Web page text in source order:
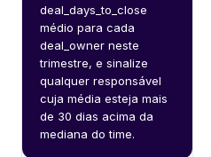
deal_days_to_close
médio para cada
deal_owner neste
trimestre, e sinalize
qualquer responsável
cuja média esteja mais
de 30 dias acima da
mediana do time.